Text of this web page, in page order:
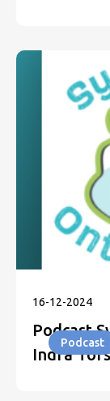
16-12-2024
Podcast
Indra
Podcast